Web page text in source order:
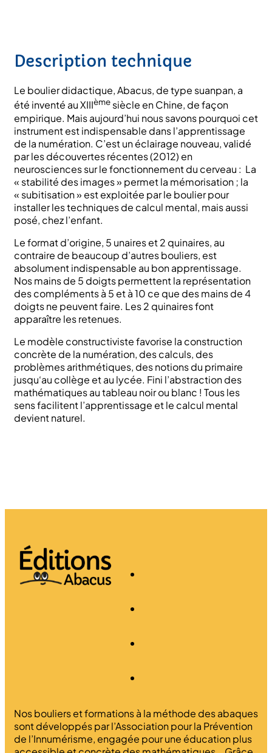
140,00 €
Description technique
Le boulier didactique, Abacus, de type suanpan, a
été inventé au XIIIème siècle en Chine, de façon
empirique. Mais aujourd’hui nous savons pourquoi cet
instrument est indispensable dans l’apprentissage
de la numération. C’est un éclairage nouveau, validé
par les découvertes récentes (2012) en
neurosciences sur le fonctionnement du cerveau : La
« stabilité des images » permet la mémorisation ; la
« subitisation » est exploitée par le boulier pour
installer les techniques de calcul mental, mais aussi
posé, chez l’enfant.
Le format d’origine, 5 unaires et 2 quinaires, au
contraire de beaucoup d’autres bouliers, est
absolument indispensable au bon apprentissage.
Nos mains de 5 doigts permettent la représentation
des compléments à 5 et à 10 ce que des mains de 4
doigts ne peuvent faire. Les 2 quinaires font
apparaître les retenues.
Le modèle constructiviste favorise la construction
concrète de la numération, des calculs, des
problèmes arithmétiques, des notions du primaire
jusqu‘au collège et au lycée. Fini l’abstraction des
mathématiques au tableau noir ou blanc ! Tous les
sens facilitent l’apprentissage et le calcul mental
devient naturel.
Nos bouliers et formations à la méthode des abaques
sont développés par l’Association pour la Prévention
de l’Innumérisme, engagée pour une éducation plus